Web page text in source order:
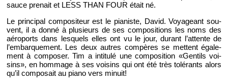
sauce pre­nait et LESS THAN FOUR était né.
Le prin­ci­pal com­po­si­teur est le pia­niste, David. Voya­geant sou­
vent, il a donné à plu­sieurs de ses com­po­si­tions les noms des
aé­ro­ports dans les­quels elles ont vu le jour, du­rant l’at­tente de
l’em­bar­que­ment. Les deux autres com­pères se mettent éga­le­
ment à com­po­ser. Tim a in­ti­tulé une com­po­si­tion «Gen­tils voi­
sins», en hom­mage à ses voi­sins qui ont été très to­lé­rants alors
qu’il com­po­sait au piano vers mi­nuit!